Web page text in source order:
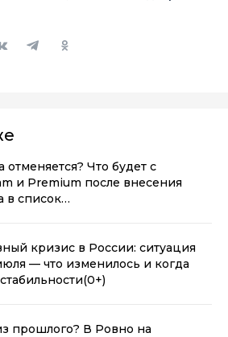
отменяется? Что будет с
и Premium после внесения
в список
кризис в России: ситуация
— что изменилось и когда
(0+)
прошлого? В Ровно на